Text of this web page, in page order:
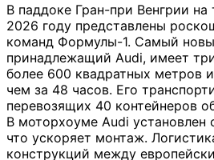
В паддоке Гран-при Венгрии на
2026 году представлены
команд Формулы-1. Самый
принадлежащий Audi, имеет
более 600 квадратных метров
чем за 48 часов. Его
перевозящих 40 контейнеров
В моторхоуме Audi установлен
что ускоряет монтаж.
конструкций между